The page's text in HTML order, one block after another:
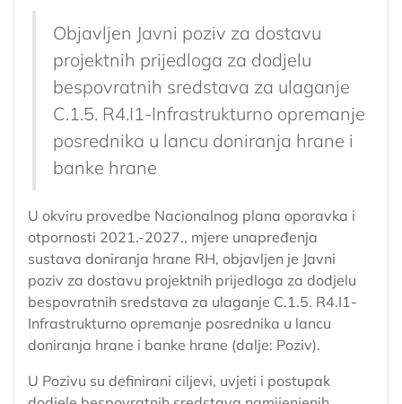
Objavljen Javni poziv za dostavu
projektnih prijedloga za dodjelu
bespovratnih sredstava za ulaganje
C.1.5. R4.I1-Infrastrukturno opremanje
posrednika u lancu doniranja hrane i
banke hrane
U okviru provedbe Nacionalnog plana oporavka i
otpornosti 2021.-2027., mjere unapređenja
sustava doniranja hrane RH, objavljen je Javni
poziv za dostavu projektnih prijedloga za dodjelu
bespovratnih sredstava za ulaganje C.1.5. R4.I1-
Infrastrukturno opremanje posrednika u lancu
doniranja hrane i banke hrane (dalje: Poziv).
U Pozivu su definirani ciljevi, uvjeti i postupak